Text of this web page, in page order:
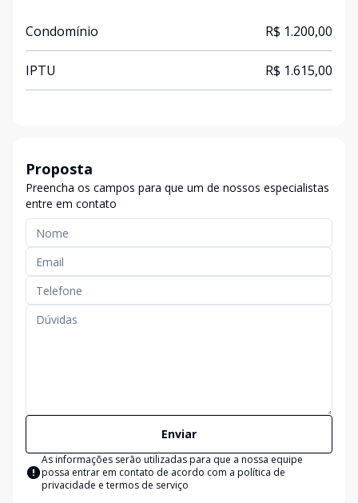
Condomínio R$ 1.200,00
IPTU R$ 1.615,00
Proposta
Preencha os campos para que um de nossos especialistas
entre em contato
Enviar
As informações serão utilizadas para que a nossa equipe
possa entrar em contato de acordo com a política de
privacidade e termos de serviço